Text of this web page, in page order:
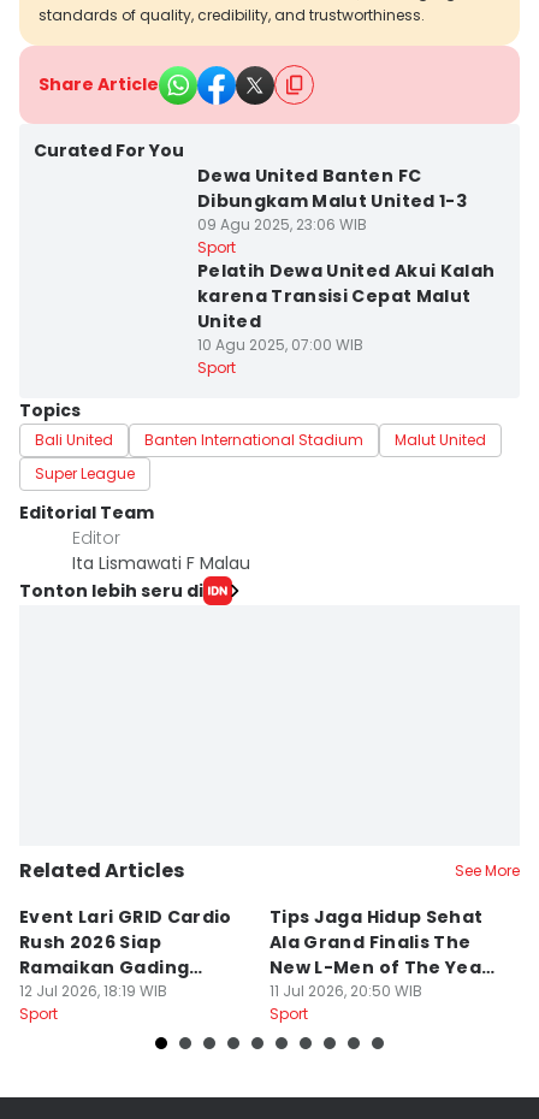
standards of quality, credibility, and trustworthiness.
Share Article
Curated For You
Dewa United Banten FC
Dibungkam Malut United 1-3
09 Agu 2025, 23:06 WIB
Sport
Pelatih Dewa United Akui Kalah
karena Transisi Cepat Malut
United
10 Agu 2025, 07:00 WIB
Sport
Topics
Bali United Banten International Stadium
Malut United
Super League
Editorial Team
Editor
Ita Lismawati F Malau
Tonton lebih seru di
Related Articles See More
Event Lari GRID Cardio
Rush 2026 Siap
Ramaikan Gading
Serpong
12 Jul 2026, 18:19 WIB
Sport
Tips Jaga Hidup Sehat
Ala Grand Finalis The
New L-Men of The Year
2026
11 Jul 2026, 20:50 WIB
Sport